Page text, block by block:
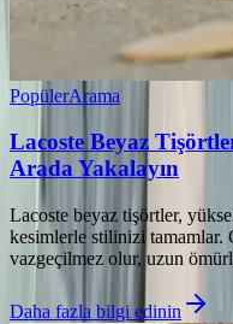
PopülerArama
Lacoste Beyaz
Arada Yakalayın
Lacoste beyaz tişörtler,
kesimlerle stilinizi
vazgeçilmez olur, uzun
Daha fazla bilgi edinin